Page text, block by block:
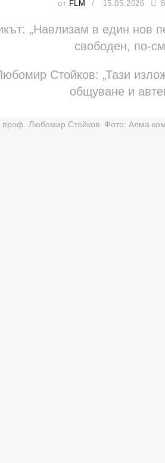
от FLM 15.05.2026
„Навлизам в един нов
свободен, по-
Стойков: „Тази
общуване и